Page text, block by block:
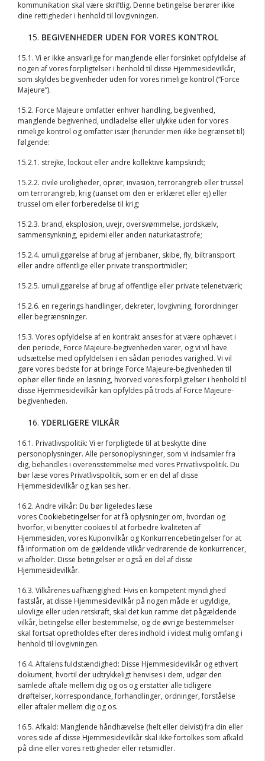
kommunikation skal være skriftlig. Denne betingelse berører ikke
dine rettigheder i henhold til lovgivningen.
BEGIVENHEDER UDEN FOR VORES KONTROL
15.1. Vi er ikke ansvarlige for manglende eller forsinket opfyldelse af
nogen af vores forpligtelser i henhold til disse Hjemmesidevilkår,
som skyldes begivenheder uden for vores rimelige kontrol (“Force
Majeure”).
15.2. Force Majeure omfatter enhver handling, begivenhed,
manglende begivenhed, undladelse eller ulykke uden for vores
rimelige kontrol og omfatter især (herunder men ikke begrænset til)
følgende:
15.2.1. strejke, lockout eller andre kollektive kampskridt;
15.2.2. civile uroligheder, oprør, invasion, terrorangreb eller trussel
om terrorangreb, krig (uanset om den er erklæret eller ej) eller
trussel om eller forberedelse til krig;
15.2.3. brand, eksplosion, uvejr, oversvømmelse, jordskælv,
sammensynkning, epidemi eller anden naturkatastrofe;
15.2.4. umuliggørelse af brug af jernbaner, skibe, fly, biltransport
eller andre offentlige eller private transportmidler;
15.2.5. umuliggørelse af brug af offentlige eller private telenetværk;
15.2.6. en regerings handlinger, dekreter, lovgivning, forordninger
eller begrænsninger.
15.3. Vores opfyldelse af en kontrakt anses for at være ophævet i
den periode, Force Majeure-begivenheden varer, og vi vil have
udsættelse med opfyldelsen i en sådan periodes varighed. Vi vil
gøre vores bedste for at bringe Force Majeure-begivenheden til
ophør eller finde en løsning, hvorved vores forpligtelser i henhold til
disse Hjemmesidevilkår kan opfyldes på trods af Force Majeure-
begivenheden.
YDERLIGERE VILKÅR
16.1. Privatlivspolitik: Vi er forpligtede til at beskytte dine
personoplysninger. Alle personoplysninger, som vi indsamler fra
dig, behandles i overensstemmelse med vores Privatlivspolitik. Du
bør læse vores Privatlivspolitik, som er en del af disse
Hjemmesidevilkår og kan sesher.
16.2. Andre vilkår: Du bør ligeledes læse
vores Cookiebetingelserfor at få oplysninger om, hvordan og
hvorfor, vi benytter cookies til at forbedre kvaliteten af
Hjemmesiden, vores Kuponvilkår og Konkurrencebetingelser for at
få information om de gældende vilkår vedrørende de konkurrencer,
vi afholder. Disse betingelser er også en del af disse
Hjemmesidevilkår.
16.3. Vilkårenes uafhængighed: Hvis en kompetent myndighed
fastslår, at disse Hjemmesidevilkår på nogen måde er ugyldige,
ulovlige eller uden retskraft, skal det kun ramme det pågældende
vilkår, betingelse eller bestemmelse, og de øvrige bestemmelser
skal fortsat opretholdes efter deres indhold i videst mulig omfang i
henhold til lovgivningen.
16.4. Aftalens fuldstændighed: Disse Hjemmesidevilkår og ethvert
dokument, hvortil der udtrykkeligt henvises i dem, udgør den
samlede aftale mellem dig og os og erstatter alle tidligere
drøftelser, korrespondance, forhandlinger, ordninger, forståelse
eller aftaler mellem dig og os.
16.5. Afkald: Manglende håndhævelse (helt eller delvist) fra din eller
vores side af disse Hjemmesidevilkår skal ikke fortolkes som afkald
på dine eller vores rettigheder eller retsmidler.